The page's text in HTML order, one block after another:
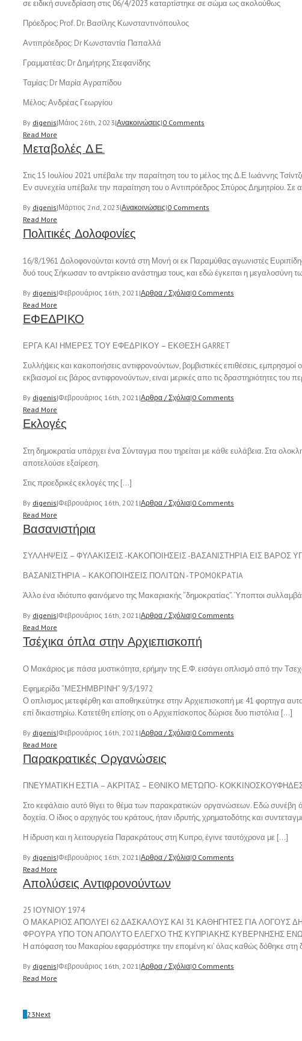
σε ειδική συνεδρίαση στις 06/4/2023 καταρτίστηκε σε σώμα ως ακολούθως
Πρόεδρος: Prof. Dr. Βασίλης Κωνσταντινόπουλος
Αντιπρόεδρος: Dr Κωνσταντία Παπαλλά
Γραμματέας: Dr Δημήτρης Στεφανίδης
Ταμίας: Dr Μαρία Αγραπίδου
Μέλος: Ανδρέας Γεωργίου
By digenis|Μάιος 26th, 2023|Ανακοινώσεις|0 Comments
Read More
Μεταβολές Δ.Ε.
Στις 15 Ιουλίου 2021 υπέβαλε την παραίτηση του το μέλος της Δ.Ε Ιωάννης
Εν συνεχεία υπέβαλε την παραίτηση του ο Αντιπρόεδρος Σπύρος Δημητρίου.
By digenis|Μάρτιος 2nd, 2023|Ανακοινώσεις|0 Comments
Read More
Πολιτικές Δολοφονίες
16/8/1961 Δολοφονούνται κοντά στη Μονή οι εκ Παραμύθας αγωνιστές
δυό τους Σήκωσαν το αντρίκειο ανάστημα τους, και εδώ έγκειται η μεγαλοσύνη
By digenis|Φεβρουάριος 16th, 2021 |Αρθρα / Σχόλια|0 Comments
Read More
ΕΦΕΔΡΙΚΟ
ΕΡΓΑ ΚΑΙ ΗΜΕΡΕΣ ΤΟΥ ΕΦΕΔΡΙΚΟΥ – ΕΚΘΕΣΗ GARRET
Συλλήψεις και κακοποιήσεις αντιφρονούντων, βομβιστικές επιθέσεις,
εκβιασμοί εις βάρος αντιφρονούντων, ειναι μερικές απο τις δραστηριότητες του
By digenis|Φεβρουάριος 16th, 2021|Αρθρα / Σχόλια|0 Comments
Read More
Εκλογές
Στη δημοκρατία υπάρχει ένα Σύνταγμα που τηρείται με κάθε ευλάβεια. Στα
αποτελούσε εξαίρεση.
Στις προεδρικές εκλογές της […]
By digenis|Φεβρουάριος 16th, 2021 |Αρθρα / Σχόλια|0 Comments
Read More
Βασανιστήρια
ΣΥΛΛΗΨΕΙΣ – ΦΥΛΑΚΙΣΕΙΣ -ΚΑΚΟΠΟΙΗΣΕΙΣ -ΒΑΣΑΝΙΣΤΗΡΙΑ ΕΙΣ
ΒΑΣΑΝΙΣΤΗΡΙΑ – ΚΑΚΟΠΟΙΗΣΕΙΣ ΠΟΛΙΤΩΝ -TΡOMOKΡATIA
Άλλο ένα ιδιότυπο φαινόμενο της Μακαριακής “δημοκρατίας”. Ύποπτοι
By digenis|Φεβρουάριος 16th, 2021|Αρθρα / Σχόλια|0 Comments
Read More
Τσέχικα όπλα στην Αρχιεπισκοπή
Ο Μακάριος με πάσα μυστικότητα, ερήμην της Ε.Φ. εισάγει οπλισμό από την
Εφημερίδα “ΜΕΣΗΜΒΡΙΝΗ” 9/3/1972
Ο οπλισμος μετεφέρθη και αποθηκεύτηκε στην Αρχιεπισκοπή με 41 φορτηγα
επί δικαστηρίω. Κατετέθη επίσης οτι ο Αρχιεπίσκοπος δώρισε δυο πιστόλια […]
By digenis|Φεβρουάριος 16th, 2021 |Αρθρα / Σχόλια|0 Comments
Read More
Παρακρατικές Οργανώσεις
ΠΝΕΥΜΑΤΙΚΗ ΕΣΤΙΑ – ΑΚΡΙΤΑΣ – ΕΘΝΙΚΟ ΜΕΤΩΠΟ-
Στο κεφάλαιο αυτό θίγει το θέμα των παρακρατικών οργανώσεων. Εδώ συνέβη
δοχεία. Ο ίδιος ο αρχηγός του κράτους, ήταν ιδρυτής, χρηματοδότης και
Η ίδρυση και η λειτουργεία Παρακράτους στη Κυπρο, έγινε ταυτόχρονα με […]
By digenis|Φεβρουάριος 16th, 2021|Αρθρα / Σχόλια|0 Comments
Read More
Απολύσεις Αντιφρονούντων
25 ΙΟΥΝΙΟΥ 1974
Ο ΜΑΚΑΡΙΟΣ ΑΠΟΛΥΕΙ 62 ΔΑΣΚΑΛΟΥΣ ΚΑΙ 31 ΚΑΘΗΓΗΤΕΣ ΓΙΑ
ΦΡΟΥΡΑ ΥΠΟ ΤΟΝ ΑΠΟΛΥΤΟ ΕΛΕΓΧΟ ΤΗΣ ΚΥΠΡΙΑΚΗΣ ΚΥΒΕΡΝΗΣΗΣ
Η απόφαση του Μακαρίου εφαρμόστηκε την επομένη κι’ όλας καθώς δόθηκε στη
By digenis|Φεβρουάριος 16th, 2021|Αρθρα / Σχόλια|0 Comments
Read More
123Next